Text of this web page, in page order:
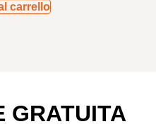
carrello
GRATUITA